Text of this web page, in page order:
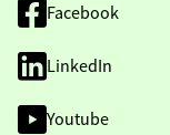
Facebook
LinkedIn
Youtube